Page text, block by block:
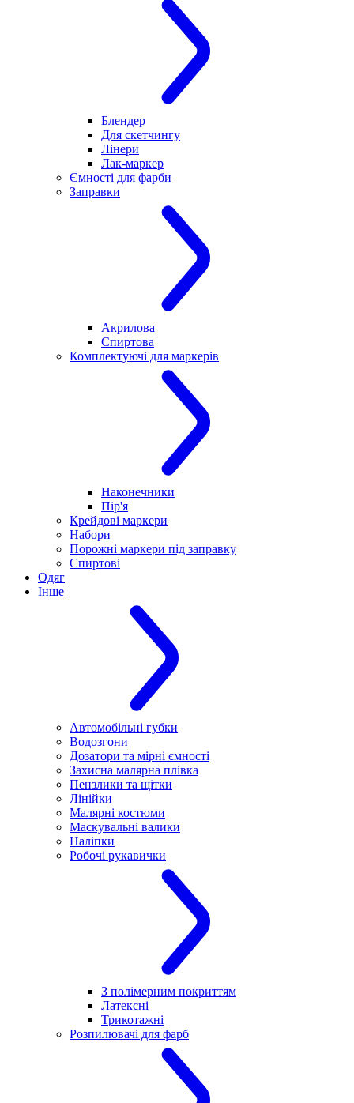
Блендер
Для скетчингу
Лінери
Лак-маркер
Ємності для фарби
Заправки
Акрилова
Спиртова
Комплектуючі для маркерів
Наконечники
Пір'я
Крейдові маркери
Набори
Порожні маркери під заправку
Спиртові
Одяг
Інше
Автомобільні губки
Водозгони
Дозатори та мірні ємності
Захисна малярна плівка
Пензлики та щітки
Лінійки
Малярні костюми
Маскувальні валики
Наліпки
Робочі рукавички
З полімерним покриттям
Латексні
Трикотажні
Розпилювачі для фарб